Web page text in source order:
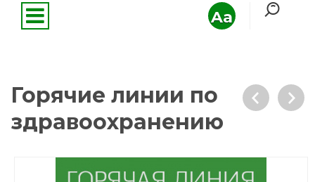
Aa
Горячие линии по
здравоохранению